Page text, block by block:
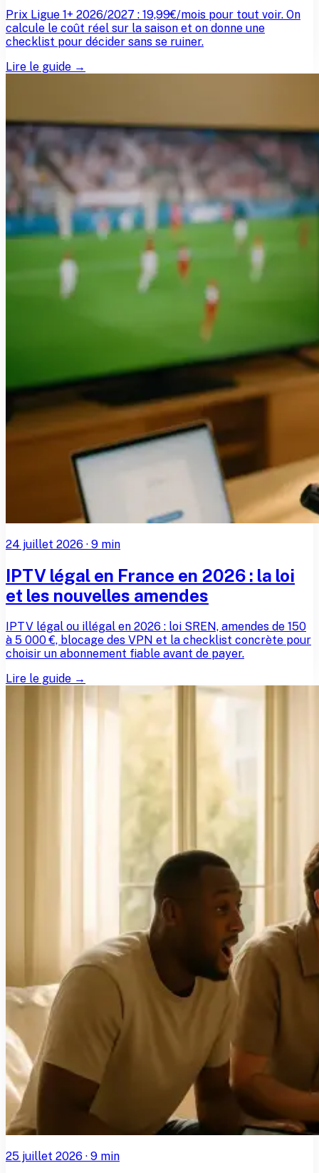
Prix Ligue 1+ 2026/2027 : 19,99€/mois pour tout voir. On
calcule le coût réel sur la saison et on donne une
checklist pour décider sans se ruiner.
Lire le guide →
24 juillet 2026 · 9 min
IPTV légal en France en 2026 : la loi
et les nouvelles amendes
IPTV légal ou illégal en 2026 : loi SREN, amendes de 150
à 5 000 €, blocage des VPN et la checklist concrète pour
choisir un abonnement fiable avant de payer.
Lire le guide →
25 juillet 2026 · 9 min